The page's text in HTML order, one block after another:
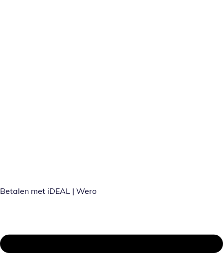
Betalen met iDEAL | Wero